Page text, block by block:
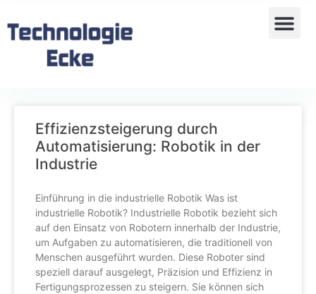
Effizienzsteigerung durch
Automatisierung: Robotik in der
Industrie
Einführung in die industrielle Robotik Was ist
industrielle Robotik? Industrielle Robotik bezieht sich
auf den Einsatz von Robotern innerhalb der Industrie,
um Aufgaben zu automatisieren, die traditionell von
Menschen ausgeführt wurden. Diese Roboter sind
speziell darauf ausgelegt, Präzision und Effizienz in
Fertigungsprozessen zu steigern. Sie können sich